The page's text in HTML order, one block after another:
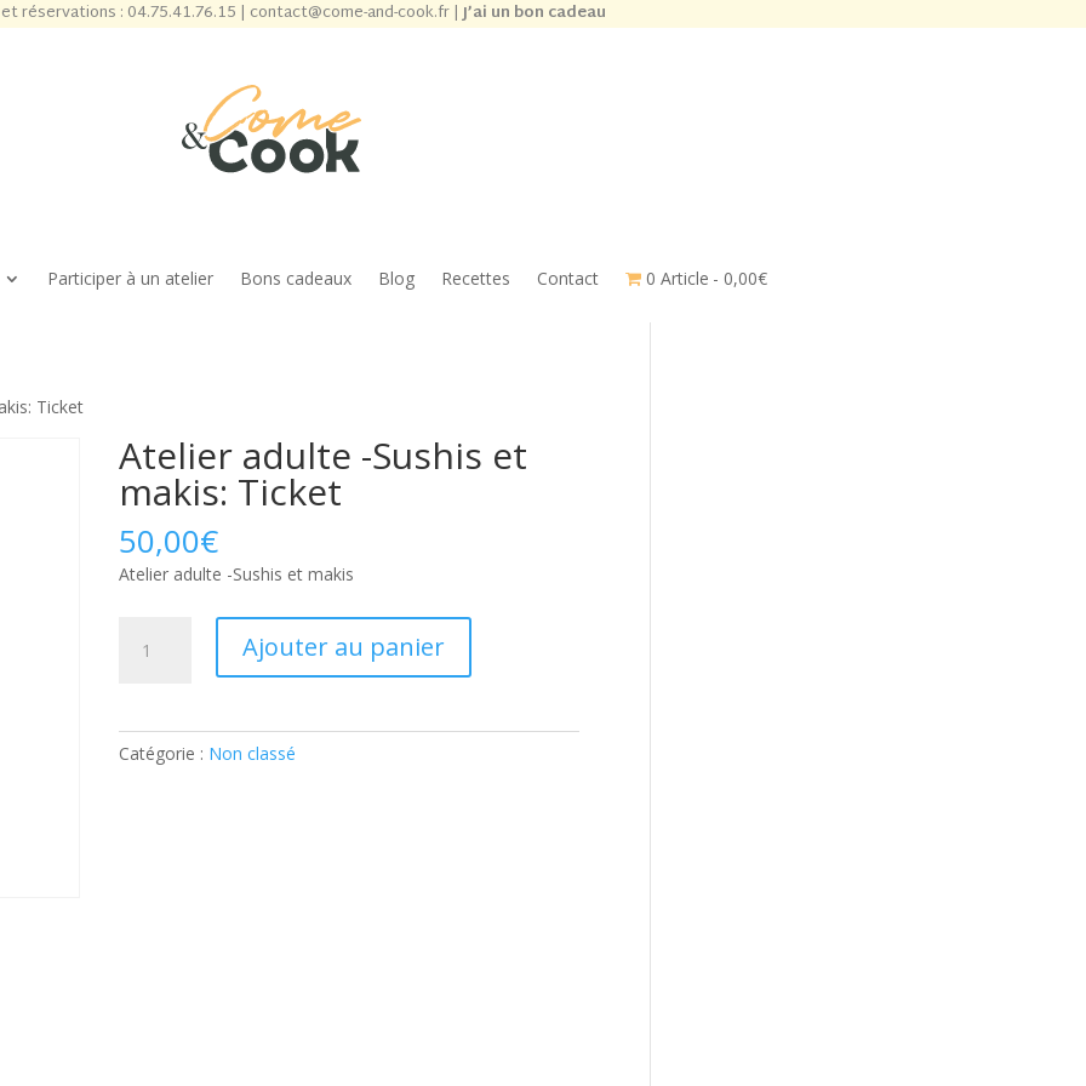
réservations : 04.75.41.76.15 | contact@come-and-cook.fr|J’ai un bon cadeau
Participer à un atelier Bons cadeaux Blog Recettes Contact 0 Article 0,00€
Ticket
Atelier adulte -Sushis et
makis: Ticket
50,00€
Atelier adulte -Sushis et makis
Sushis
Ajouter au panier
Catégorie : Non classé